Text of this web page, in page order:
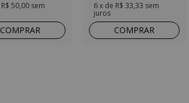
R$ 50,00 sem
COMPRAR
6x de R$ 33,33 sem
juros
COMPRAR